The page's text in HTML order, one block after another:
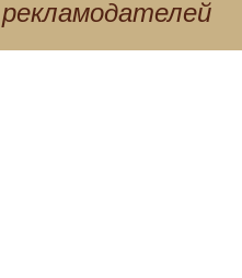
рекламодателей